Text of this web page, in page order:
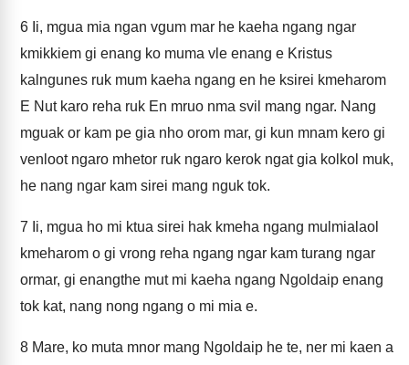
6 Ii, mgua mia ngan vgum mar he kaeha ngang ngar
kmikkiem gi enang ko muma vle enang e Kristus
kalngunes ruk mum kaeha ngang en he ksirei kmeharom
E Nut karo reha ruk En mruo nma svil mang ngar. Nang
mguak or kam pe gia nho orom mar, gi kun mnam kero gi
venloot ngaro mhetor ruk ngaro kerok ngat gia kolkol muk,
he nang ngar kam sirei mang nguk tok.
7 Ii, mgua ho mi ktua sirei hak kmeha ngang mulmialaol
kmeharom o gi vrong reha ngang ngar kam turang ngar
ormar, gi enangthe mut mi kaeha ngang Ngoldaip enang
tok kat, nang nong ngang o mi mia e.
8 Mare, ko muta mnor mang Ngoldaip he te, ner mi kaen a